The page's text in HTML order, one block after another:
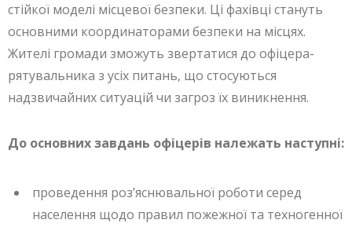
стійкої моделі місцевої безпеки. Ці фахівці стануть
основними координаторами безпеки на місцях.
Жителі громади зможуть звертатися до офіцера-
рятувальника з усіх питань, що стосуються
надзвичайних ситуацій чи загроз їх виникнення.
До основних завдань офіцерів належать наступні:
проведення роз’яснювальної роботи серед
населення щодо правил пожежної та техногенної